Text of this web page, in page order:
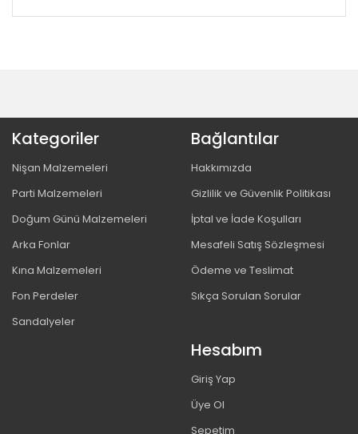
Kategoriler
Nişan Malzemeleri
Parti Malzemeleri
Doğum Günü Malzemeleri
Arka Fonlar
Kına Malzemeleri
Fon Perdeler
Sandalyeler
Bağlantılar
Hakkımızda
Gizlilik ve Güvenlik Politikası
İptal ve İade Koşulları
Mesafeli Satış Sözleşmesi
Ödeme ve Teslimat
Sıkça Sorulan Sorular
Hesabım
Giriş Yap
Üye Ol
Sepetim